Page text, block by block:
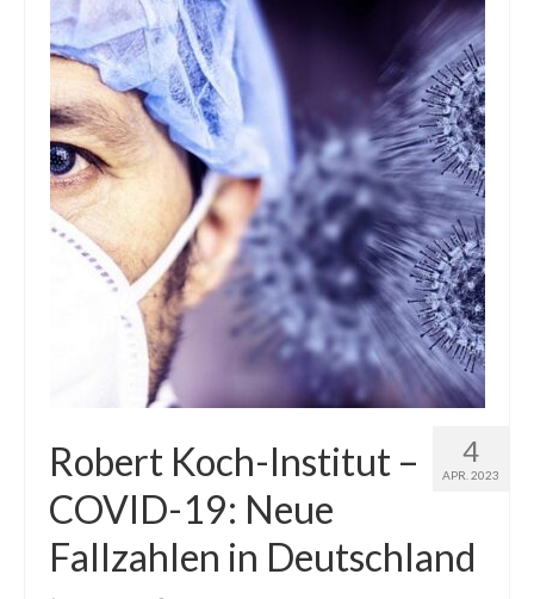
4
APR. 2023
Robert Koch-Institut –
COVID-19: Neue
Fallzahlen in Deutschland